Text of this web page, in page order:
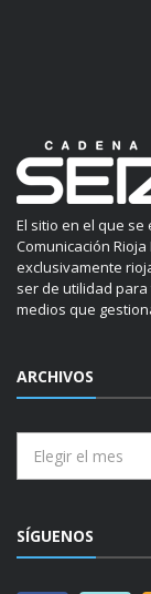
El sitio en el que
Comunicación
exclusivamente
ser de utilidad
medios que
ARCHIVOS
SÍGUENOS